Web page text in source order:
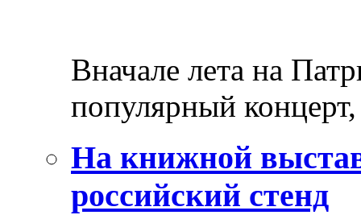
Вначале лета на
популярный
На книжной
российский стенд